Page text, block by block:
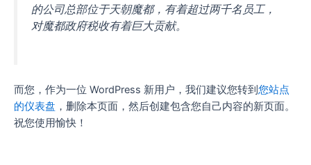
的公司总部位于天朝魔都，有着超过两千名员工，
对魔都政府税收有着巨大贡献。
而您，作为一位 WordPress 新用户，我们建议您转到 您站点
的仪表盘 ，删除本页面，然后创建包含您自己内容的新页面。
祝您使用愉快！